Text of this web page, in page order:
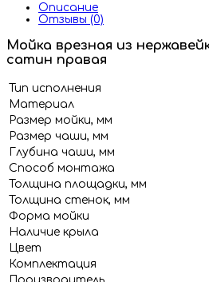
Описание
Отзывы (0)
Мойка врезная из
сатин правая
Тип исполнения
Материал
Размер мойки, мм
Размер чаши, мм
Глубина чаши, мм
Способ монтажа
Толщина площадки, мм
Толщина стенок, мм
Форма мойки
Наличие крыла
Цвет
Комплектация